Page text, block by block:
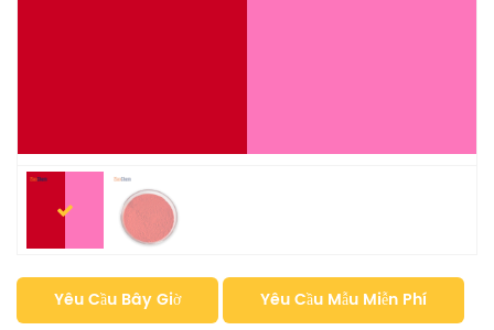
Yêu Cầu Bây Giờ Yêu Cầu Mẫu Miễn Phí